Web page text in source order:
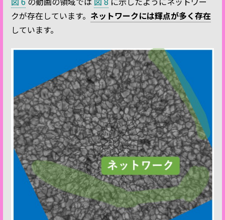
クが存在しています。 ネットワークには輝点が多く存在
しています。